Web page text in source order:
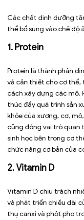
Các chất dinh dưỡng
thể bổ sung vào chế độ
1. Protein
Protein là thành phần
và cần thiết cho cơ thể,
cách xây dựng các mô.
thúc đẩy quá trình sản
khỏe của xương, cơ,
cũng đóng vai trò quan
sinh học bên trong cơ
chức năng cơ bản của
2. Vitamin D
Vitamin D chịu trách
và phát triển chiều dài
thụ canxi và phốt pho